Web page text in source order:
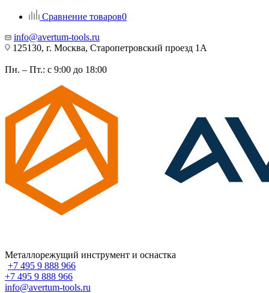
Сравнение товаров0
info@avertum-tools.ru
125130, г. Москва, Старопетровский проезд 1А
Пн. – Пт.: с 9:00 до 18:00
Металлорежущий инструмент и оснастка
+7 495 9 888 966
+7 495 9 888 966
info@avertum-tools.ru